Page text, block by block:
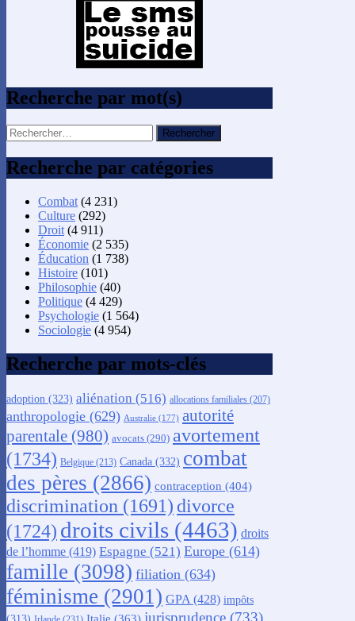
Recherche par mot(s)
Rechercher :
Recherche par catégories
Combat (4 231)
Culture (292)
Droit (4 911)
Économie (2 535)
Éducation (1 738)
Histoire (101)
Philosophie (40)
Politique (4 429)
Psychologie (1 564)
Sociologie (4 954)
Recherche par mots-clés
adoption (323) aliénation (516) allocations familiales (207)
anthropologie (629) Australie (177) autorité
parentale (980) avocats (290) avortement
(1734) Belgique (213) Canada (332) combat
des pères (2866) contraception (404)
discrimination (1691) divorce
(1724) droits civils (4463) droits
de l’homme (419) Espagne (521) Europe (614)
famille (3098) filiation (634)
féminisme (2901) GPA (428) impôts
jurisprudence (733)